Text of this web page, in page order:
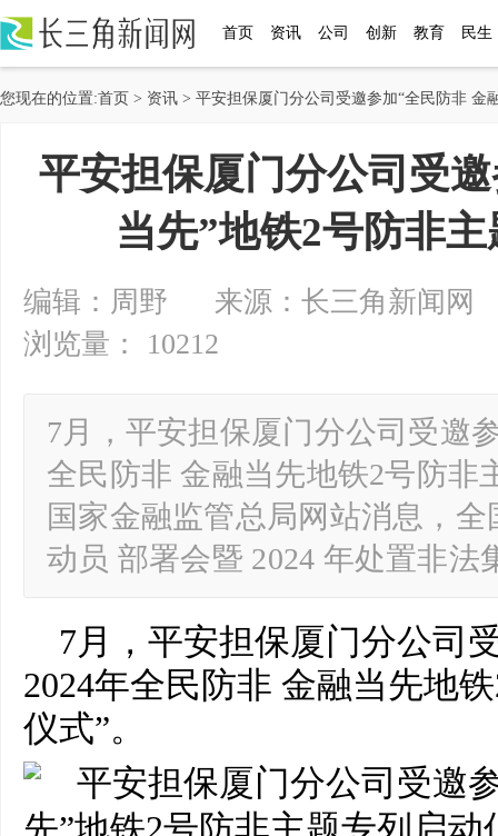
首页 资讯 公司 创新 教育 民生
您现在的位置:首页 > 资讯 > 平安担保厦门分公司受邀参加“全民防非 金
平安担保厦门分公司受
当先”地铁2号防非
编辑：周野 来源：长三角新闻网
浏览量： 10212
7月，平安担保厦门分公司受邀
全民防非 金融当先地铁2号防非
国家金融监管总局网站消息，
动员 部署会暨 2024 年处置非
7月，平安担保厦门分公司
2024年全民防非 金融当先地
仪式”。